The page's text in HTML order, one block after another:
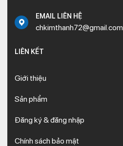
EMAIL LIÊN HỆ
chkimthanh72@gmail.com
LIÊN KẾT
Giới thiệu
Sản phẩm
Đăng ký & đăng nhập
Chính sách bảo mật